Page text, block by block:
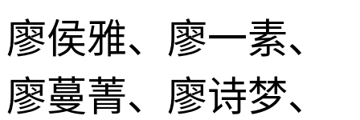
廖侯雅、廖一素、
廖蔓菁、廖诗梦、